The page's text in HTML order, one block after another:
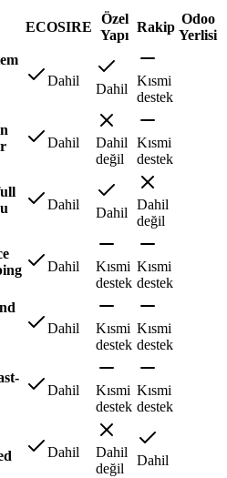
ECOSIRE
Özel
Yapı
Rakip
Odoo
Yerlisi
Dahil
Dahil
Kısmi
destek
Dahil
Dahil
değil
Kısmi
destek
Dahil
Dahil
Dahil
değil
Dahil
Kısmi
destek
Kısmi
destek
Dahil
Kısmi
destek
Kısmi
destek
Dahil
Kısmi
destek
Kısmi
destek
Dahil
Dahil
değil
Dahil